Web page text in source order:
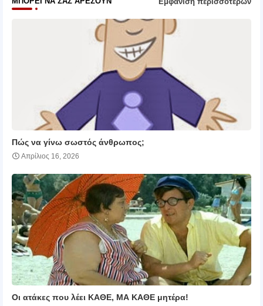
Πώς να γίνω σωστός άνθρωπος;
Απρίλιος 16, 2026
Οι ατάκες που λέει ΚΑΘΕ, ΜΑ ΚΑΘΕ μητέρα!